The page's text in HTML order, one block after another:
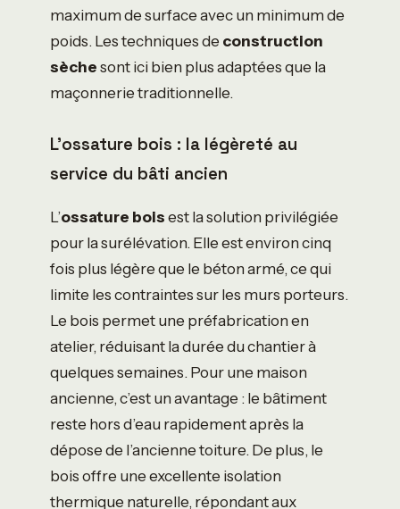
maximum de surface avec un minimum de
poids. Les techniques de construction
sèchesont ici bien plus adaptées que la
maçonnerie traditionnelle.
L’ossature bois : la légèreté au
service du bâti ancien
L’ossature boisest la solution privilégiée
pour la surélévation. Elle est environ cinq
fois plus légère que le béton armé, ce qui
limite les contraintes sur les murs porteurs.
Le bois permet une préfabrication en
atelier, réduisant la durée du chantier à
quelques semaines. Pour une maison
ancienne, c’est un avantage : le bâtiment
reste hors d’eau rapidement après la
dépose de l’ancienne toiture. De plus, le
bois offre une excellente isolation
thermique naturelle, répondant aux